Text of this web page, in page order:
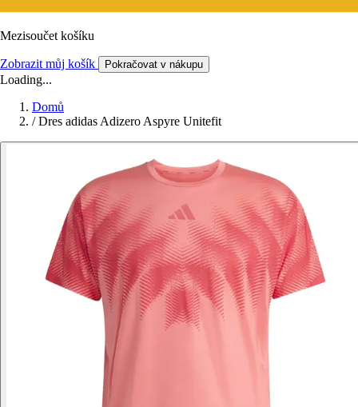
Mezisoučet košíku
Zobrazit můj košík Pokračovat v nákupu
Loading...
Domů
/ Dres adidas Adizero Aspyre Unitefit